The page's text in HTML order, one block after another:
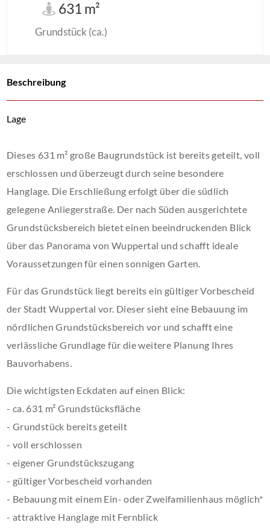
631 m²
Grundstück (ca.)
Beschreibung
Lage
Dieses 631 m² große Baugrundstück ist bereits geteilt, voll
erschlossen und überzeugt durch seine besondere
Hanglage. Die Erschließung erfolgt über die südlich
gelegene Anliegerstraße. Der nach Süden ausgerichtete
Grundstücksbereich bietet einen beeindruckenden Blick
über das Panorama von Wuppertal und schafft ideale
Voraussetzungen für einen sonnigen Garten.
Für das Grundstück liegt bereits ein gültiger Vorbescheid
der Stadt Wuppertal vor. Dieser sieht eine Bebauung im
nördlichen Grundstücksbereich vor und schafft eine
verlässliche Grundlage für die weitere Planung Ihres
Bauvorhabens.
Die wichtigsten Eckdaten auf einen Blick:
- ca. 631 m² Grundstücksfläche
- Grundstück bereits geteilt
- voll erschlossen
- eigener Grundstückszugang
- gültiger Vorbescheid vorhanden
- Bebauung mit einem Ein- oder Zweifamilienhaus möglich*
- attraktive Hanglage mit Fernblick